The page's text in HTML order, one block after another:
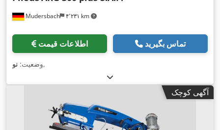
Mudersbach ۴٬۲۳۱ km
اطلاعات قیمت تماس بگیرید
وضعیت: نو ,
آگهی کوچک